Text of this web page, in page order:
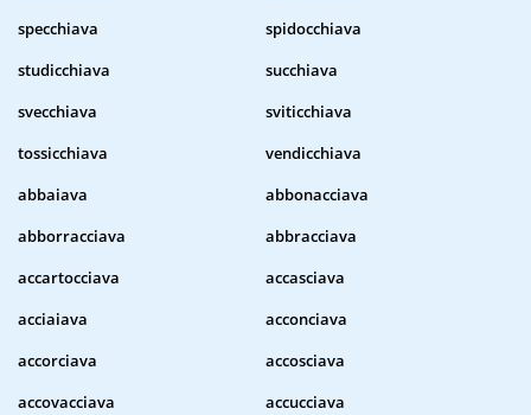
specchiava
spidocchiava
studicchiava
succhiava
svecchiava
sviticchiava
tossicchiava
vendicchiava
abbaiava
abbonacciava
abborracciava
abbracciava
accartocciava
accasciava
acciaiava
acconciava
accorciava
accosciava
accovacciava
accucciava